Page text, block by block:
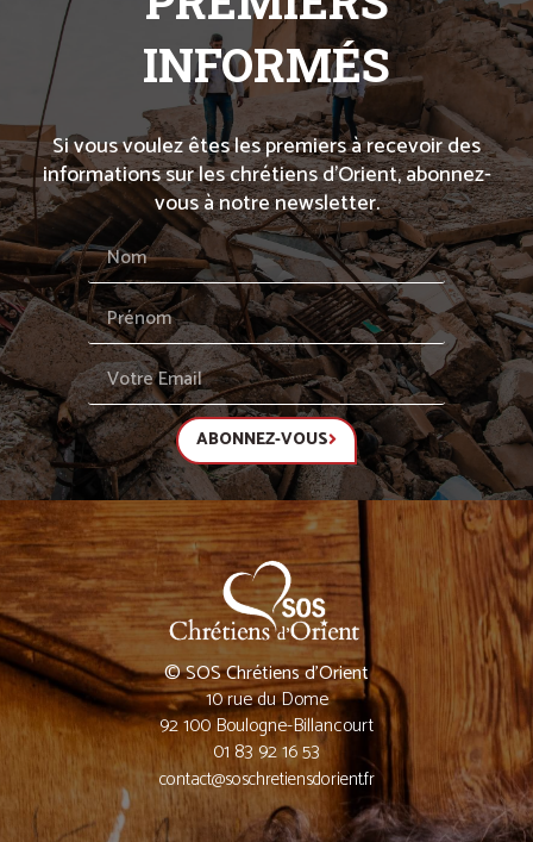
INFORMÉS
Si vous voulez êtes les premiers à recevoir des
informations sur les chrétiens d’Orient, abonnez-
vous à notre newsletter.
ABONNEZ-VOUS
© SOS Chrétiens d’Orient
10 rue du Dome
92 100 Boulogne-Billancourt
01 83 92 16 53
contact@soschretiensdorient.fr